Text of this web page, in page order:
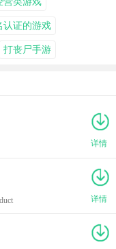
认证的游戏
打丧尸手游
详情
详情